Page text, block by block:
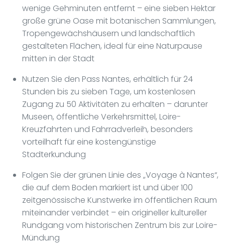
wenige Gehminuten entfernt – eine sieben Hektar
große grüne Oase mit botanischen Sammlungen,
Tropengewächshäusern und landschaftlich
gestalteten Flächen, ideal für eine Naturpause
mitten in der Stadt
Nutzen Sie den Pass Nantes, erhältlich für 24
Stunden bis zu sieben Tage, um kostenlosen
Zugang zu 50 Aktivitäten zu erhalten – darunter
Museen, öffentliche Verkehrsmittel, Loire-
Kreuzfahrten und Fahrradverleih, besonders
vorteilhaft für eine kostengünstige
Stadterkundung
Folgen Sie der grünen Linie des „Voyage à Nantes“,
die auf dem Boden markiert ist und über 100
zeitgenössische Kunstwerke im öffentlichen Raum
miteinander verbindet – ein origineller kultureller
Rundgang vom historischen Zentrum bis zur Loire-
Mündung